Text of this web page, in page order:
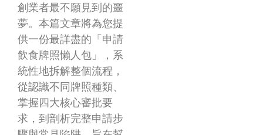
創業者最不願見到的噩
夢。本篇文章將為您提
供一份最詳盡的「申請
飲食牌照懶人包」，系
統性地拆解整個流程，
從認識不同牌照種類、
掌握四大核心審批要
求，到剖析完整申請步